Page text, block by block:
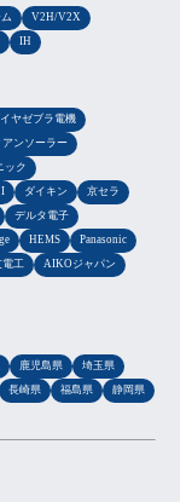
V2H/V2X
IH
ヤゼブラ電機
アンソーラー
ック
ダイキン
京セラ
デルタ電子
HEMS
Panasonic
電工
AIKOジャパン
鹿児島県
埼玉県
長崎県 福島県 静岡県